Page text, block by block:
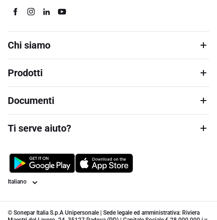
Chi siamo
Prodotti
Documenti
Ti serve aiuto?
Lingua
© Sonepar Italia S.p.A Unipersonale | Sede legale ed amministrativa: Riviera